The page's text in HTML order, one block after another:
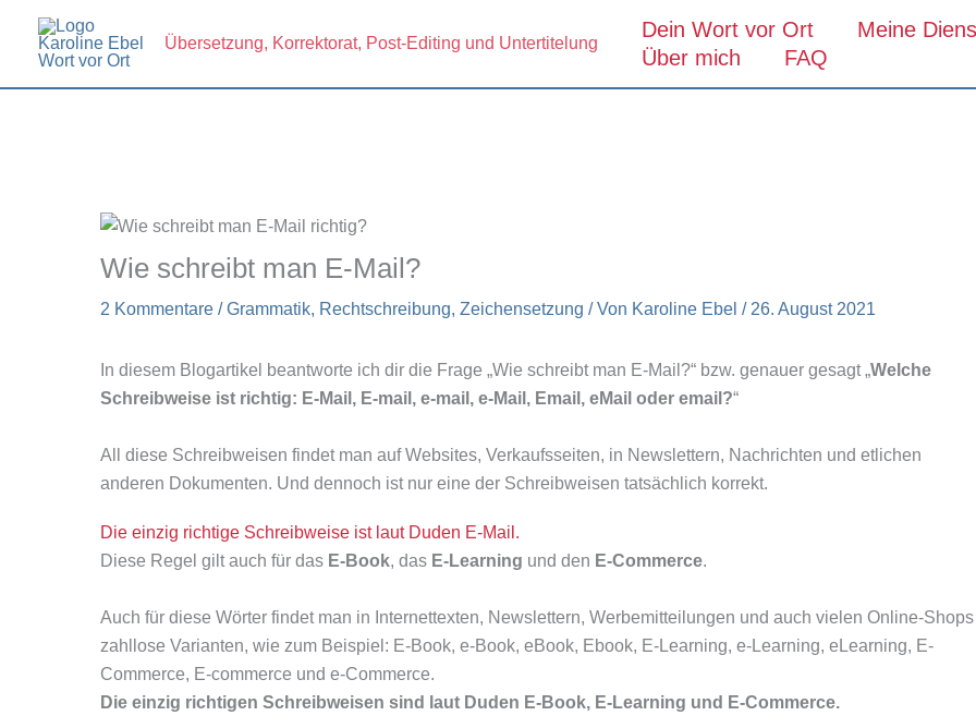
Inhalt
springen
Übersetzung, Korrektorat, Post-Editing und Untertitelung
Dein Wort vor Ort
Meine
Über mich
FAQ
Wie schreibt man E-Mail?
2 Kommentare /Grammatik, Rechtschreibung, Zeichensetzung / Von Karoline Ebel / 26. August 2021
In diesem Blogartikel beantworte ich dir die Frage „Wie schreibt man E-Mail?“ bzw. genauer gesagt „Welche
Schreibweise ist richtig: E-Mail, E-mail, e-mail, e-Mail, Email, eMail oder email?“
All diese Schreibweisen findet man auf Websites, Verkaufsseiten, in Newslettern, Nachrichten und etlichen
anderen Dokumenten. Und dennoch ist nur eine der Schreibweisen tatsächlich korrekt.
Die einzig richtige Schreibweise ist laut Duden E-Mail.
Diese Regel gilt auch für das E-Book, das E-Learning und den E-Commerce.
Auch für diese Wörter findet man in Internettexten, Newslettern, Werbemitteilungen und auch vielen Online-Shops
zahllose Varianten, wie zum Beispiel: E-Book, e-Book, eBook, Ebook, E-Learning, e-Learning, eLearning, E-
Commerce, E-commerce und e-Commerce.
Die einzig richtigen Schreibweisen sind laut Duden E-Book, E-Learning und E-Commerce.